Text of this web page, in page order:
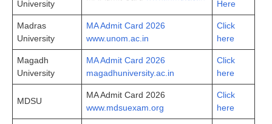
University
Here
Madras
University
MA Admit Card 2026
www.unom.ac.in
Click
here
Magadh
University
MA Admit Card 2026
magadhuniversity.ac.in
Click
here
MDSU
MA Admit Card 2026
www.mdsuexam.org
Click
here